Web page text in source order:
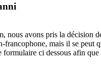
nous avons pris la décision
mais il se
ci dessous afin